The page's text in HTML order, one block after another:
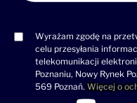
Consent
(wymagane)
Wyrażam zgodę na
celu przesyłania
telekomunikacji
Poznaniu, Nowy Rynek
569 Poznań.Więcej o